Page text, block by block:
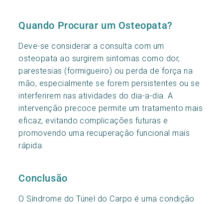
Quando Procurar um Osteopata?
Deve-se considerar a consulta com um
osteopata ao surgirem sintomas como dor,
parestesias (formigueiro) ou perda de força na
mão, especialmente se forem persistentes ou se
interferirem nas atividades do dia-a-dia. A
intervenção precoce permite um tratamento mais
eficaz, evitando complicações futuras e
promovendo uma recuperação funcional mais
rápida.
Conclusão
O Síndrome do Túnel do Carpo é uma condição